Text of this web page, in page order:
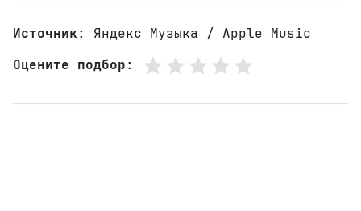
Источник: Яндекс Музыка / Apple Music
Оцените подбор: